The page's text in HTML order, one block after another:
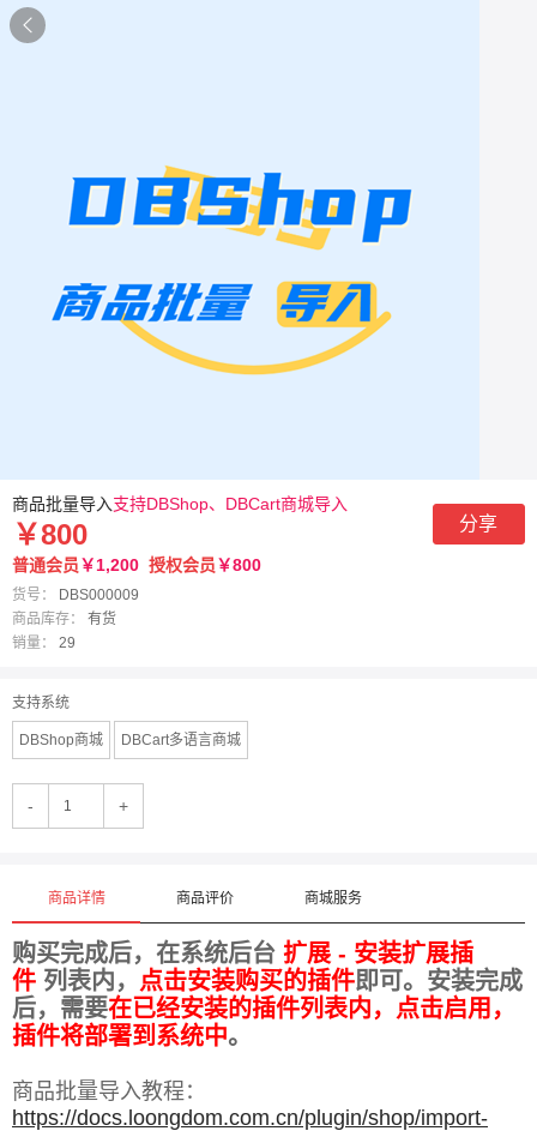

商品批量导入支持DBShop、DBCart商城导入
分享
￥800
普通会员￥1,200 授权会员￥800
货号：
DBS000009
商品库存：
有货
销量：
29
支持系统
DBShop商城 DBCart多语言商城
- +
商品详情 商品评价 商城服务
购买完成后，在系统后台 扩展 - 安装扩展插
件 列表内， 点击安装购买的插件即可。安装完成
后，需要在已经安装的插件列表内，点击启用，
插件将部署到系统中。
商品批量导入教程：
https://docs.loongdom.com.cn/plugin/shop/import-